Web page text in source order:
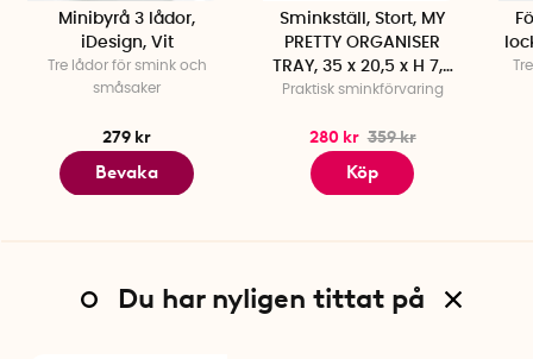
Minibyrå 3 lådor,
iDesign, Vit
Tre lådor för smink och
småsaker
279 kr
Bevaka
Sminkställ, Stort, MY
PRETTY ORGANISER
TRAY, 35 x 20,5 x H 7,5
cm, Klar
Praktisk sminkförvaring
280 kr 359 kr
Köp
Du har nyligen tittat på